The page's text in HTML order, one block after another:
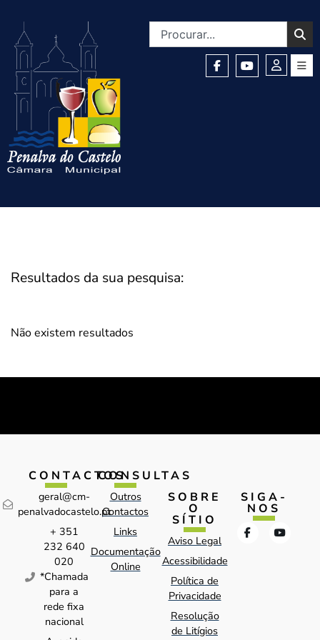
Resultados da sua pesquisa:
Não existem resultados
CONTACTOS
geral@cm-
penalvadocastelo.pt
+ 351
232 640
020
*Chamada
para a
rede fixa
nacional
CONSULTAS
Outros
Contactos
Links
Documentação
Online
SOBRE
O
SÍTIO
Aviso Legal
Acessibilidade
Política de
Privacidade
Resolução
de Litígios
SIGA-
NOS